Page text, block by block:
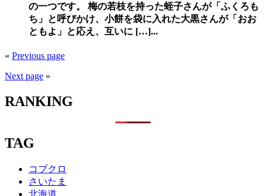
の一つです。 梅の若枝を持った蛭子さんが「ふくろも
ち」と呼びかけ、小餅を袋に入れた大黒さんが「おお
ともよ」と応え、互いに […]...
« Previous page
Next page »
RANKING
TAG
コブクロ
さいたま
北海道